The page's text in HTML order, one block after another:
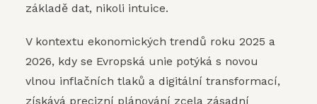
základě dat, nikoli intuice.
V kontextu ekonomických trendů roku 2025 a
2026, kdy se Evropská unie potýká s novou
vlnou inflačních tlaků a digitální transformací,
získává precizní plánování zcela zásadní